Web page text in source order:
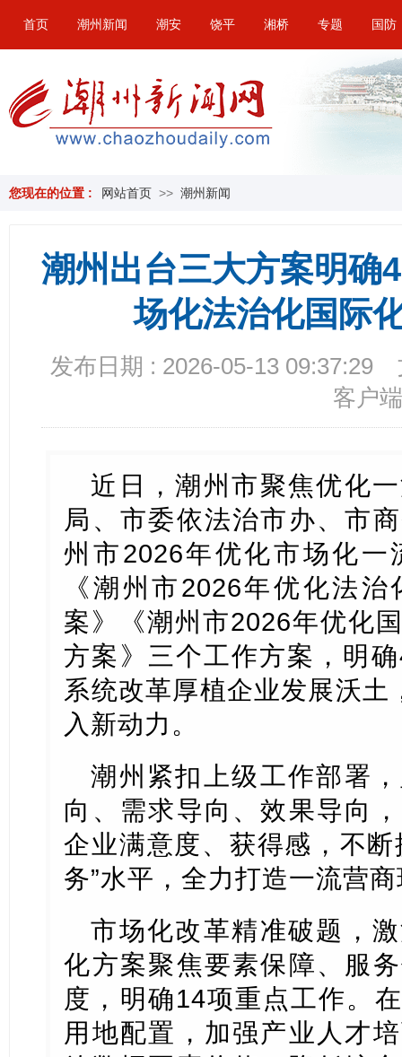
首页 潮州新闻 潮安 饶平 湘桥 专题 国防
您现在的位置 : 网站首页 >> 潮州新闻
潮州出台三大方案明确
场化法治化国际
发布日期 : 2026-05-13 09:37:29
客户端
近日，潮州市聚焦优化
局、市委依法治市办、市
州市2026年优化市场化
《潮州市2026年优化法
案》《潮州市2026年优化
方案》三个工作方案，明
系统改革厚植企业发展沃土
入新动力。
潮州紧扣上级工作部署
向、需求导向、效果导向
企业满意度、获得感，不
务”水平，全力打造一流营
市场化改革精准破题，
化方案聚焦要素保障、服
度，明确14项重点工作。
用地配置，加强产业人才